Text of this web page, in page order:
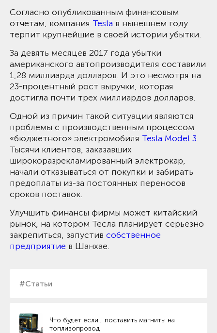
#Статьи
Что будет если… поставить магниты на
топливопровод
Согласно опубликованным финансовым
отчетам, компания Tesla в нынешнем году
терпит крупнейшие в своей истории убытки.
За девять месяцев 2017 года убытки
американского автопроизводителя составили
1,28 миллиарда долларов. И это несмотря на
23-процентный рост выручки, которая
достигла почти трех миллиардов долларов.
Одной из причин такой ситуации являются
проблемы с производственным процессом
«бюджетного» электромобиля Tesla Model 3.
Тысячи клиентов, заказавших
широкоразрекламированный электрокар,
начали отказываться от покупки и забирать
предоплаты из-за постоянных переносов
сроков поставок.
Улучшить финансы фирмы может китайский
рынок, на котором Тесла планирует серьезно
закрепиться, запустив собственное
предприятие в Шанхае.